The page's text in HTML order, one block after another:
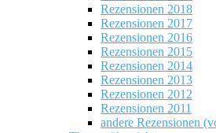
Rezensionen 2018
Rezensionen 2017
Rezensionen 2016
Rezensionen 2015
Rezensionen 2014
Rezensionen 2013
Rezensionen 2012
Rezensionen 2011
andere Rezensionen